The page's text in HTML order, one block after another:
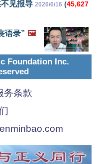
见报导 2026/6/16 (45,627
语录” 🖼️
Foundation Inc.
务条款